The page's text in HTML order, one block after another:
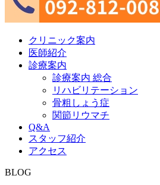
クリニック案内
医師紹介
診療案内
診療案内 総合
リハビリテーション
骨粗しょう症
関節リウマチ
Q&A
スタッフ紹介
アクセス
BLOG